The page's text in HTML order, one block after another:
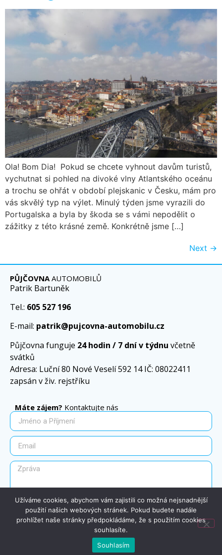
Ola! Bom Dia! Pokud se chcete vyhnout davům turistů,
vychutnat si pohled na divoké vlny Atlantského oceánu
a trochu se ohřát v období plejskanic v Česku, mám pro
vás skvělý typ na výlet. Minulý týden jsme vyrazili do
Portugalska a byla by škoda se s vámi nepodělit o
zážitky z této krásné země. Konkrétně jsme […]
Next →
PŮJČOVNA AUTOMOBILŮ
Patrik Bartuněk
Tel.: 605 527 196
E-mail: patrik@pujcovna-automobilu.cz
Půjčovna funguje 24 hodin / 7 dní v týdnu včetně
svátků
Adresa: Luční 80 Nové Veselí 592 14 IČ: 08022411
zapsán v živ. rejstříku
Máte zájem? Kontaktujte nás
Souhlasím se zpracováním osobních údajůGDPR
Odeslat
Užíváme cookies, abychom vám zajistili co možná nejsnadnější
použití našich webových stránek. Pokud budete nadále
prohlížet naše stránky předpokládáme, že s použitím cookies
souhlasíte.
Souhlasím